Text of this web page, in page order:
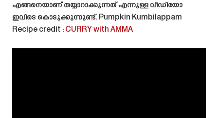
എങ്ങനെയാണ് തയ്യാറാക്കുന്നത് എന്നുള്ള വീഡിയോ
ഇവിടെ കൊടുക്കുന്നുണ്ട്. Pumpkin Kumbilappam
Recipe credit : CURRY with AMMA